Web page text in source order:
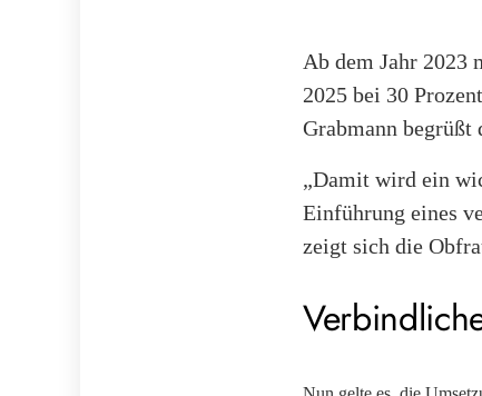
Ab dem Jahr 2023
2025 bei 30
Grabmann begrüßt
„Damit wird ein
Einführung eines
zeigt sich die